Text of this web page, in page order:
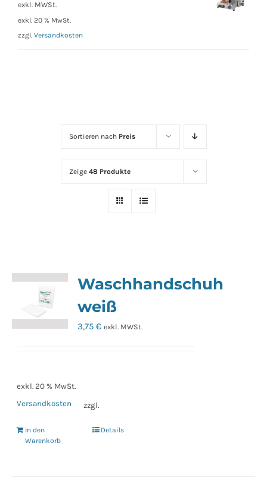
Sortieren nach Preis
Zeige 48 Produkte
Waschhandschuh
weiß
3,75€ exkl. MWSt.
exkl. 20 % MwSt.
zzgl.
Versandkosten
In den
Warenkorb
Details
exkl. MWSt.
exkl. 20 % MwSt.
zzgl. Versandkosten